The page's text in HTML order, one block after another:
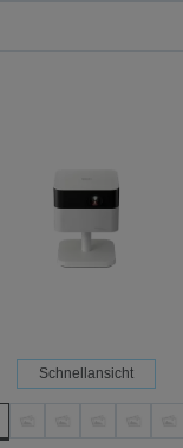
Schnellansicht